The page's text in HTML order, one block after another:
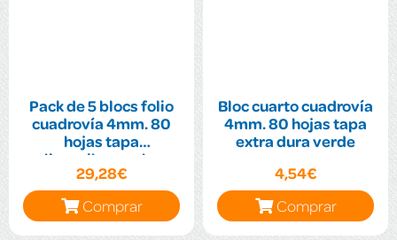
Pack de 5 blocs folio
cuadrovía 4mm. 80
hojas tapa
polipropileno colores
flúor surtidos
29,28€
Comprar
Bloc cuarto cuadrovía
4mm. 80 hojas tapa
extra dura verde
4,54€
Comprar